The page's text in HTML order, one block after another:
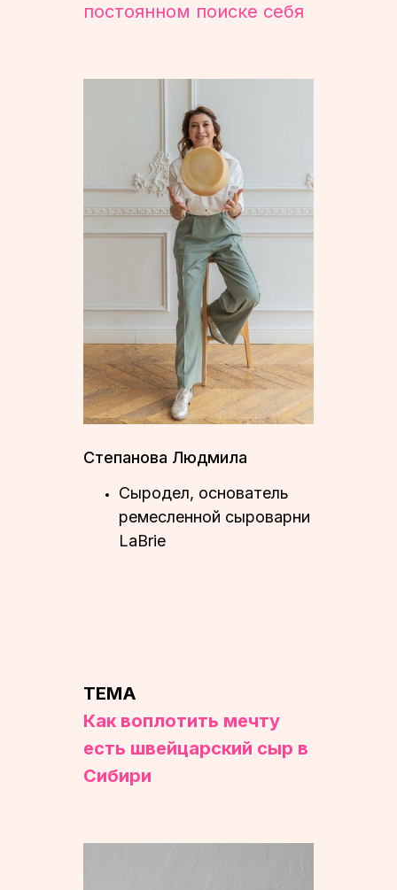
постоянном поиске себя
Степанова Людмила
Сыродел, основатель
ремесленной сыроварни
LaBrie
ТЕМА
Как воплотить мечту
есть швейцарский сыр в
Сибири